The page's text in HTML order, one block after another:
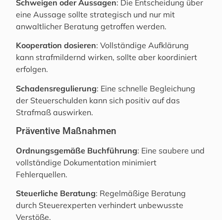
Schweigen oder Aussagen: Die Entscheidung über
eine Aussage sollte strategisch und nur mit
anwaltlicher Beratung getroffen werden.
Kooperation dosieren: Vollständige Aufklärung
kann strafmildernd wirken, sollte aber koordiniert
erfolgen.
Schadensregulierung: Eine schnelle Begleichung
der Steuerschulden kann sich positiv auf das
Strafmaß auswirken.
Präventive Maßnahmen
Ordnungsgemäße Buchführung: Eine saubere und
vollständige Dokumentation minimiert
Fehlerquellen.
Steuerliche Beratung: Regelmäßige Beratung
durch Steuerexperten verhindert unbewusste
Verstöße.